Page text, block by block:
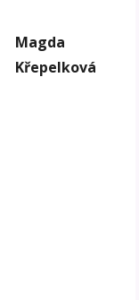
Magda
Křepelková